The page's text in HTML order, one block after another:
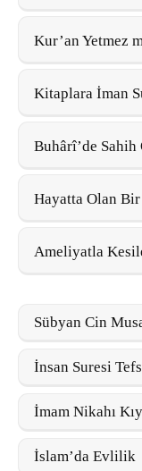
Kur’an Yetmez
Kitaplara İman
Buhârî’de Sahih
Hayatta Olan
Ameliyatla
Sübyan Cin
İnsan Suresi
İmam Nikahı
İslam’da Evlilik